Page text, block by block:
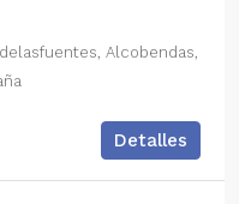
Alcobendas,
Detalles